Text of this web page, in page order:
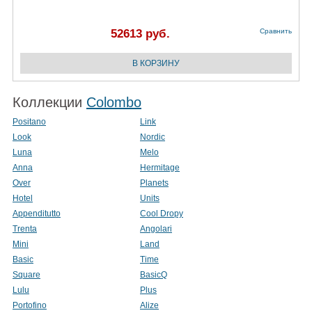
52613 руб. Сравнить
Коллекции Colombo
Positano
Link
Look
Nordic
Luna
Melo
Anna
Hermitage
Over
Planets
Hotel
Units
Appenditutto
Cool Dropy
Trenta
Angolari
Mini
Land
Basic
Time
Square
BasicQ
Lulu
Plus
Portofino
Alize